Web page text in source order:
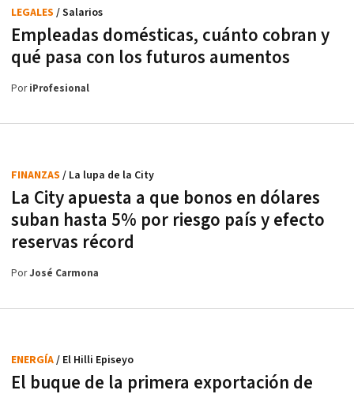
Empleadas domésticas, cuánto cobran y
qué pasa con los futuros aumentos
LEGALES / Salarios
PoriProfesional
La City apuesta a que bonos en dólares
suban hasta 5% por riesgo país y efecto
reservas récord
FINANZAS / La lupa de la City
PorJosé Carmona
El buque de la primera exportación de
ENERGÍA/ El Hilli Episeyo